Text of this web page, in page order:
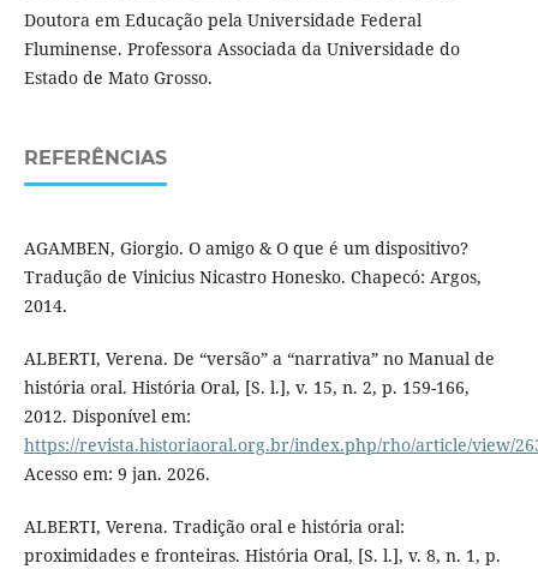
Doutora em Educação pela Universidade Federal
Fluminense. Professora Associada da Universidade do
Estado de Mato Grosso.
REFERÊNCIAS
AGAMBEN, Giorgio. O amigo & O que é um dispositivo?
Tradução de Vinicius Nicastro Honesko. Chapecó: Argos,
2014.
ALBERTI, Verena. De “versão” a “narrativa” no Manual de
história oral. História Oral, [S. l.], v. 15, n. 2, p. 159-166,
2012. Disponível em:
https://revista.historiaoral.org.br/index.php/rho/article/view/
Acesso em: 9 jan. 2026.
ALBERTI, Verena. Tradição oral e história oral:
proximidades e fronteiras. História Oral, [S. l.], v. 8, n. 1, p.